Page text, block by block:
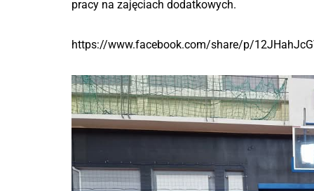
pracy na zajęciach dodatkowych.
https://www.facebook.com/share/p/